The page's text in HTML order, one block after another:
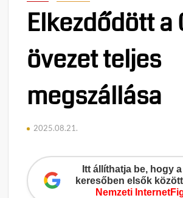
Elkezdődött a
övezet teljes
megszállása
2025.08.21.
Itt állíthatja be, hogy
keresőben elsők
Nemzeti